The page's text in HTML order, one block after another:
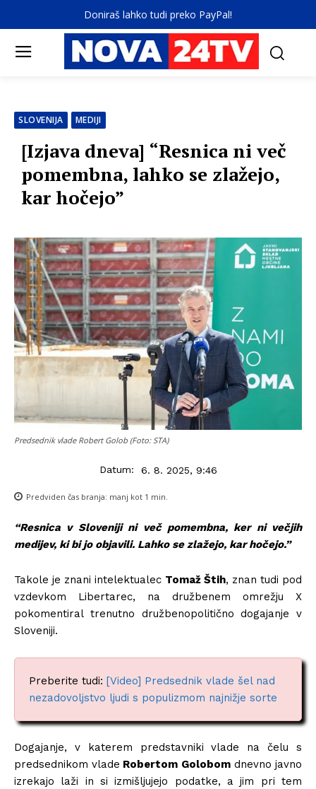
Doniraš lahko tudi preko PayPal!
SLOVENIJA MEDIJI
[Izjava dneva] “Resnica ni več
pomembna, lahko se zlažejo,
kar hočejo”
Predsednik vlade Robert Golob (Foto: STA)
Datum: 6. 8. 2025, 9:46
Predviden čas branja: manj kot 1 min.
“Resnica v Sloveniji ni več pomembna, ker ni večjih
medijev, ki bi jo objavili. Lahko se zlažejo, kar hočejo.”
Takole je znani intelektualec Tomaž Štih, znan tudi pod
vzdevkom Libertarec, na družbenem omrežju X
pokomentiral trenutno družbenopolitično dogajanje v
Sloveniji.
Preberite tudi: [Video] Predsednik vlade šel nad
nezadovoljstvo ljudi s populizmom najnižje sorte
Dogajanje, v katerem predstavniki vlade na čelu s
predsednikom vlade Robertom Golobomdnevno javno
izrekajo laži in si izmišljujejo podatke, a jim pri tem